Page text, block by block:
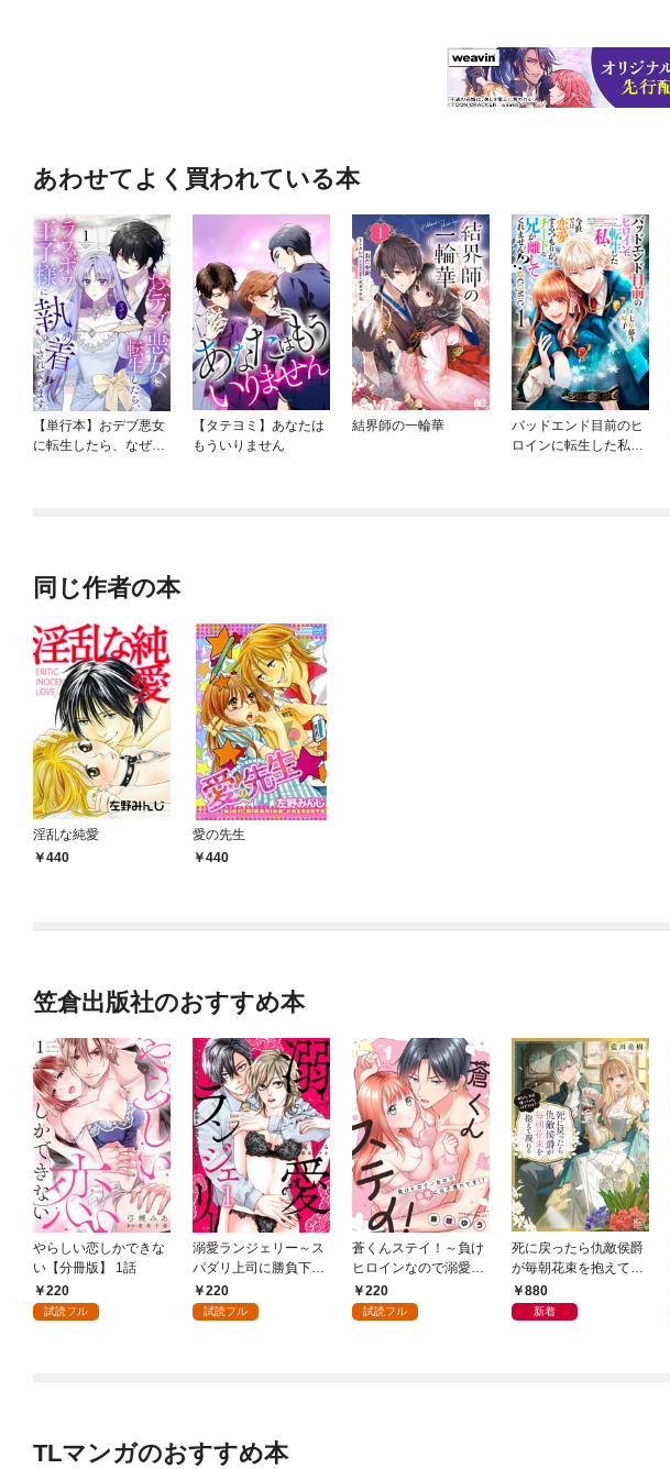
あわせてよく買われている本
【単行本】おデブ悪女
に転生したら、なぜか
【タテヨミ】あなたは
もういりません
結界師の一輪華
バッドエンド目前のヒ
ロインに転生した私、
同じ作者の本
淫乱な純愛
440
愛の先生
440
笠倉出版社のおすすめ本
やらしい恋しかできな
い【分冊版】 1話
220
試読フル
溺愛ランジェリー～ス
パダリ上司に勝負下着
を見られたら淫靡な恋
が始まった～【分冊
220
試読フル
蒼くんステイ！～負け
ヒロインなので溺愛に
は不慣れです！？～
【分冊版】 1話
220
試読フル
死に戻ったら仇敵侯爵
が毎朝花束を抱えて現
れる -あなた、私を嫌
っていたはずでは？-
880
新着
TLマンガのおすすめ本